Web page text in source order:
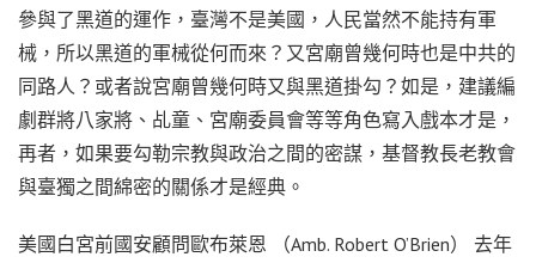
參與了黑道的運作，臺灣不是美國，人民當然不能持有軍
械，所以黑道的軍械從何而來？又宮廟曾幾何時也是中共的
同路人？或者說宮廟曾幾何時又與黑道掛勾？如是，建議編
劇群將八家將、乩童、宮廟委員會等等角色寫入戲本才是，
再者，如果要勾勒宗教與政治之間的密謀，基督教長老教會
與臺獨之間綿密的關係才是經典。
美國白宮前國安顧問歐布萊恩 （Amb. Robert O’Brien） 去年